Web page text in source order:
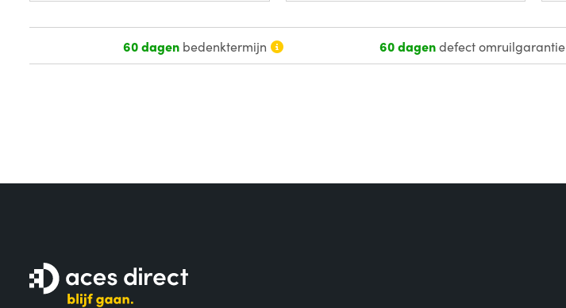
60 dagenbedenktermijn 60 dagendefect omruilgarantie